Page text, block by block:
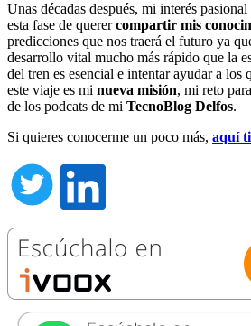
Unas décadas después, mi interés
esta fase de querercompartir mis
predicciones que nos traerá el futuro ya
desarrollo vital mucho más rápido que la
del tren es esencial e intentar ayudar a los
este viaje es mi nueva misión, mi reto
de los podcats de mi TecnoBlog Delfos.
Si quieres conocerme un poco más, aquí